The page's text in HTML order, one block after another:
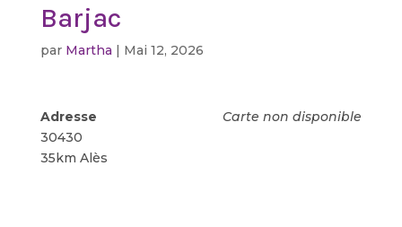
Barjac
par Martha | Mai 12, 2026
Carte non disponible
Adresse
30430
35km Alès